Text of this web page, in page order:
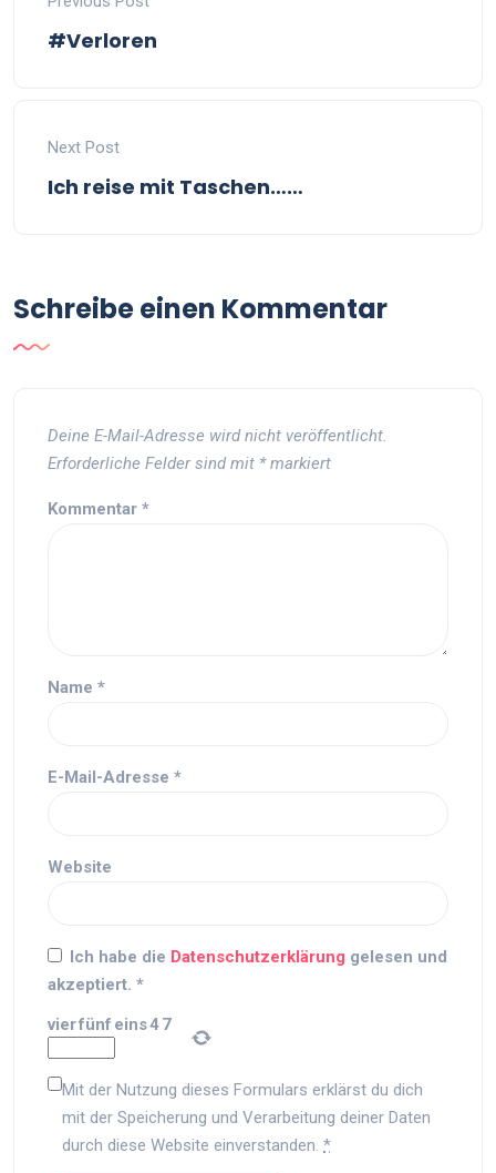
#Verloren
Next Post
Ich reise mit Taschen……
Schreibe einen Kommentar
Deine E-Mail-Adresse wird nicht veröffentlicht.
Erforderliche Felder sind mit *markiert
Kommentar *
Name *
E-Mail-Adresse *
Website
Ich habe die Datenschutzerklärung gelesen und
akzeptiert. *
vierfünf eins47
Mit der Nutzung dieses Formulars erklärst du dich
mit der Speicherung und Verarbeitung deiner Daten
durch diese Website einverstanden. *